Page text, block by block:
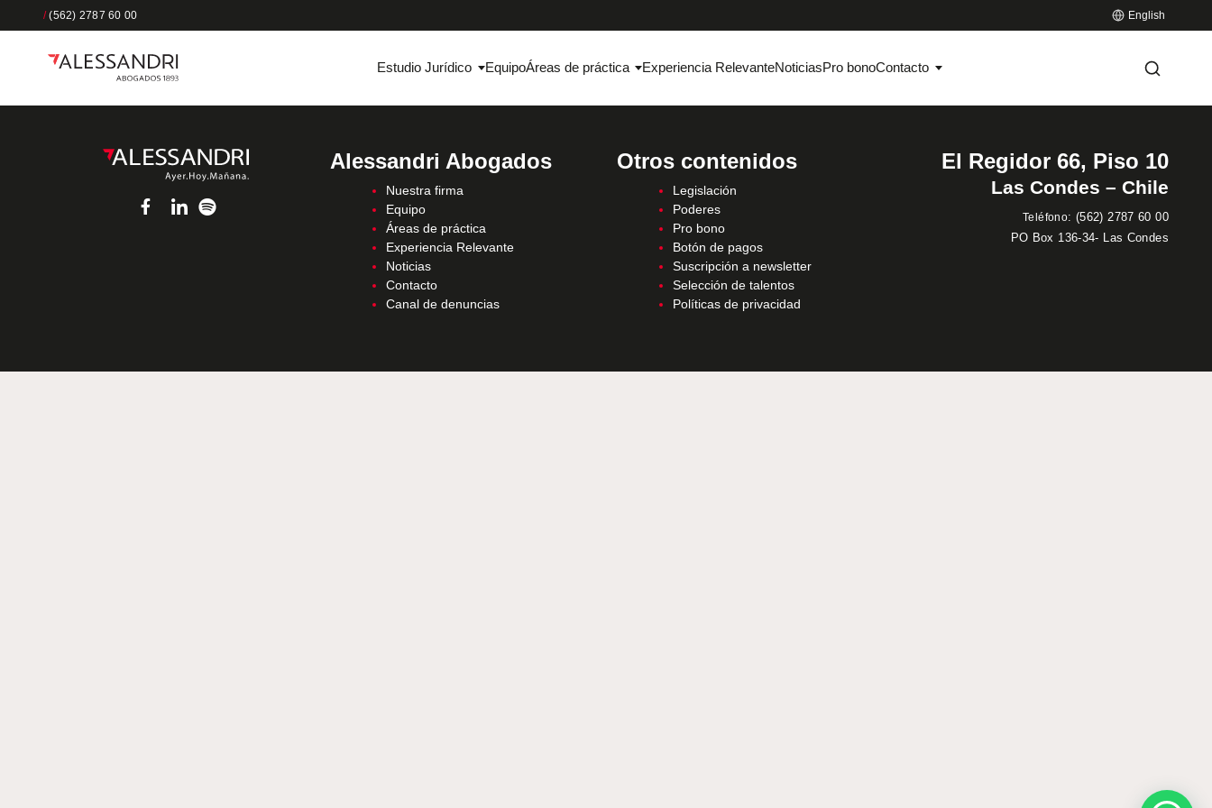
/(562) 2787 60 00 English
Estudio Jurídico EquipoÁreas de práctica Experiencia RelevanteNoticiasPro bonoContacto
Alessandri Abogados
Nuestra firma
Equipo
Áreas de práctica
Experiencia Relevante
Noticias
Contacto
Canal de denuncias
Otros contenidos
Legislación
Poderes
Pro bono
Botón de pagos
Suscripción a newsletter
Selección de talentos
Políticas de privacidad
El Regidor 66, Piso 10
Las Condes – Chile
Teléfono: (562) 2787 60 00
PO Box 136-34- Las Condes